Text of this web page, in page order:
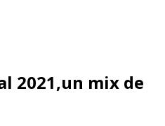
2021,un mix de